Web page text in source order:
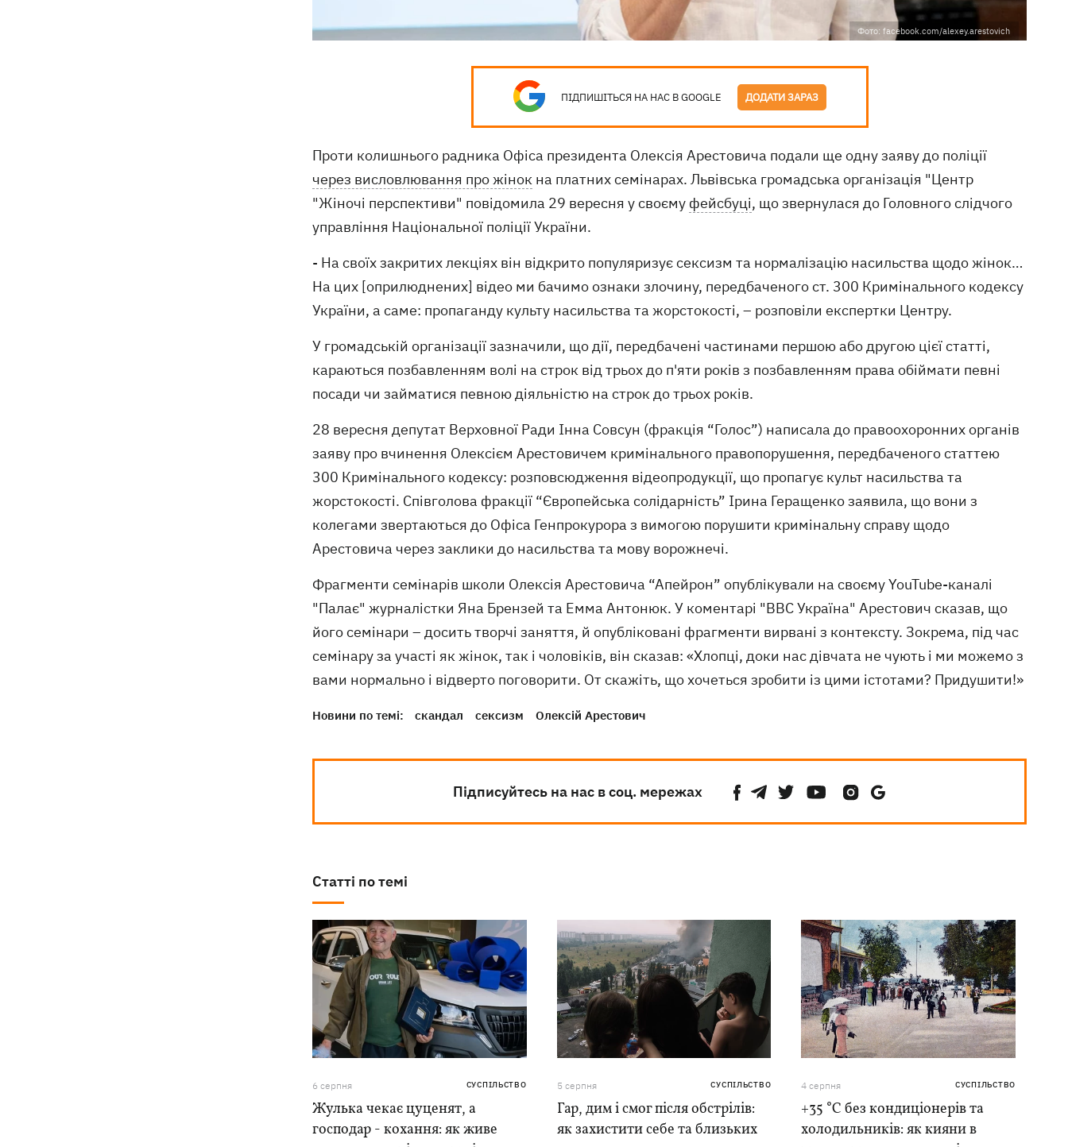
Фото: facebook.com/alexey.arestovich
ПІДПИШІТЬСЯ НА НАС В GOOGLE ДОДАТИ ЗАРАЗ
Проти колишнього радника Офіса президента Олексія Арестовича подали ще одну заяву до поліції
через висловлювання про жінок на платних семінарах. Львівська громадська організація "Центр
"Жіночі перспективи" повідомила 29 вересня у своєму фейсбуці, що звернулася до Головного слідчого
управління Національної поліції України.
- На своїх закритих лекціях він відкрито популяризує сексизм та нормалізацію насильства щодо жінок…
На цих [оприлюднених] відео ми бачимо ознаки злочину, передбаченого ст. 300 Кримінального кодексу
України, а саме: пропаганду культу насильства та жорстокості, – розповіли експертки Центру.
У громадській організації зазначили, що дії, передбачені частинами першою або другою цієї статті,
караються позбавленням волі на строк від трьох до п'яти років з позбавленням права обіймати певні
посади чи займатися певною діяльністю на строк до трьох років.
28 вересня депутат Верховної Ради Інна Совсун (фракція “Голос”) написала до правоохоронних органів
заяву про вчинення Олексієм Арестовичем кримінального правопорушення, передбаченого статтею
300 Кримінального кодексу: розповсюдження відеопродукції, що пропагує культ насильства та
жорстокості. Співголова фракції “Європейська солідарність” Ірина Геращенко заявила, що вони з
колегами звертаються до Офіса Генпрокурора з вимогою порушити кримінальну справу щодо
Арестовича через заклики до насильства та мову ворожнечі.
Фрагменти семінарів школи Олексія Арестовича “Апейрон” опублікували на своєму YouTube-каналі
"Палає" журналістки Яна Брензей та Емма Антонюк. У коментарі "ВВС Україна" Арестович сказав, що
його семінари – досить творчі заняття, й опубліковані фрагменти вирвані з контексту. Зокрема, під час
семінару за участі як жінок, так і чоловіків, він сказав: «Хлопці, доки нас дівчата не чують і ми можемо з
вами нормально і відверто поговорити. От скажіть, що хочеться зробити із цими істотами? Придушити!»
Новини по темі: скандал сексизм Олексій Арестович
Підписуйтесь на нас в соц. мережах
Статті по темі
6 серпня СУСПІЛЬСТВО
Жулька чекає цуценят, а
господар - кохання: як живе
5 серпня СУСПІЛЬСТВО
Гар, дим і смог після обстрілів:
як захистити себе та близьких
4 серпня СУСПІЛЬСТВО
+35 °C без кондиціонерів та
холодильників: як кияни в